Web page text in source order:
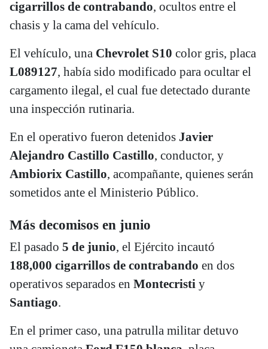
cigarrillos de contrabando, ocultos entre el
chasis y la cama del vehículo.
El vehículo, una Chevrolet S10 color gris, placa
L089127, había sido modificado para ocultar el
cargamento ilegal, el cual fue detectado durante
una inspección rutinaria.
En el operativo fueron detenidos Javier
Alejandro Castillo Castillo, conductor, y
Ambiorix Castillo, acompañante, quienes serán
sometidos ante el Ministerio Público.
Más decomisos en junio
El pasado 5 de junio, el Ejército incautó
188,000 cigarrillos de contrabando en dos
operativos separados en Montecristi y
Santiago.
En el primer caso, una patrulla militar detuvo